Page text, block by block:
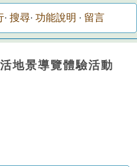
· 搜尋· 功能說明 · 留言
地景導覽體驗活動